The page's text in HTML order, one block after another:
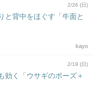
2/26 (日)
と背中をほぐす「牛面と
kayo
2/19 (日)
効く「ウサギのポーズ＋